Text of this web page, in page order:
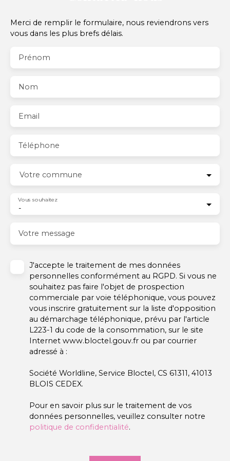
Merci de remplir le formulaire, nous reviendrons vers
vous dans les plus brefs délais.
Prénom
Nom
Email
Téléphone
Votre commune
-
Vous souhaitez
Votre message
J'accepte le traitement de mes données
personnelles conformément au RGPD. Si vous ne
souhaitez pas faire l'objet de prospection
commerciale par voie téléphonique, vous pouvez
vous inscrire gratuitement sur la liste d'opposition
au démarchage téléphonique, prévu par l'article
L223-1 du code de la consommation, sur le site
Internet www.bloctel.gouv.fr ou par courrier
adressé à :
Société Worldline, Service Bloctel, CS 61311, 41013
BLOIS CEDEX.
Pour en savoir plus sur le traitement de vos
données personnelles, veuillez consulter notre
politique de confidentialité.